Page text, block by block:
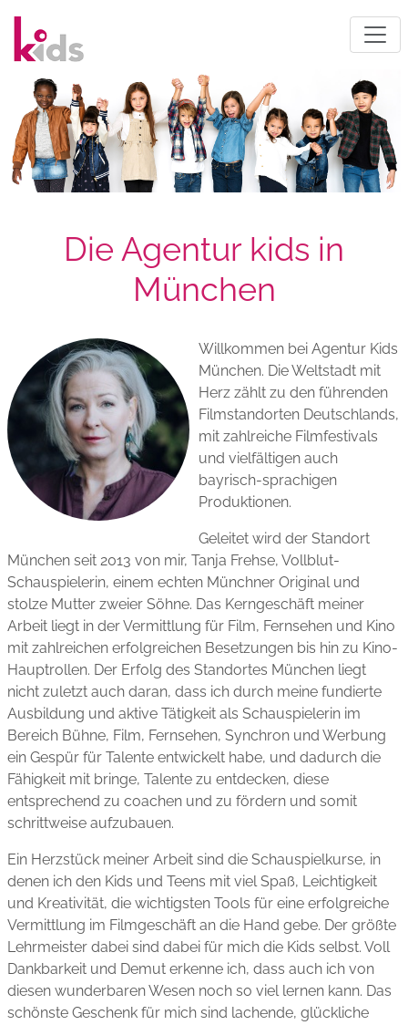
Die Agentur kids in
München
Willkommen bei Agentur Kids
München. Die Weltstadt mit
Herz zählt zu den führenden
Filmstandorten Deutschlands,
mit zahlreiche Filmfestivals
und vielfältigen auch
bayrisch-sprachigen
Produktionen.
Geleitet wird der Standort
München seit 2013 von mir, Tanja Frehse, Vollblut-
Schauspielerin, einem echten Münchner Original und
stolze Mutter zweier Söhne. Das Kerngeschäft meiner
Arbeit liegt in der Vermittlung für Film, Fernsehen und Kino
mit zahlreichen erfolgreichen Besetzungen bis hin zu Kino-
Hauptrollen. Der Erfolg des Standortes München liegt
nicht zuletzt auch daran, dass ich durch meine fundierte
Ausbildung und aktive Tätigkeit als Schauspielerin im
Bereich Bühne, Film, Fernsehen, Synchron und Werbung
ein Gespür für Talente entwickelt habe, und dadurch die
Fähigkeit mit bringe, Talente zu entdecken, diese
entsprechend zu coachen und zu fördern und somit
schrittweise aufzubauen.
Ein Herzstück meiner Arbeit sind die Schauspielkurse, in
denen ich den Kids und Teens mit viel Spaß, Leichtigkeit
und Kreativität, die wichtigsten Tools für eine erfolgreiche
Vermittlung im Filmgeschäft an die Hand gebe. Der größte
Lehrmeister dabei sind dabei für mich die Kids selbst. Voll
Dankbarkeit und Demut erkenne ich, dass auch ich von
diesen wunderbaren Wesen noch so viel lernen kann. Das
schönste Geschenk für mich sind lachende, glückliche